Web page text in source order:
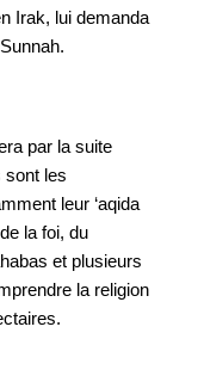
Irak, lui demanda
par la suite
sont les
leur ‘aqida
la foi, du
et plusieurs
la religion